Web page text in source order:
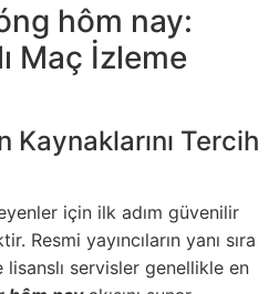
hôm nay:
Maç İzleme
Kaynaklarını Tercih
için ilk adım güvenilir
Resmi yayıncıların yanı sıra
servisler genellikle en